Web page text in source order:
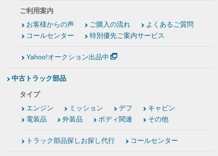
ご利用案内
お客様からの声
ご購入の流れ
よくあるご質問
コールセンター
特別優先ご案内サービス
Yahoo!オークション出品中
中古トラック部品
タイプ
エンジン
ミッション デフ
キャビン
電装品
外装品 ボディ関連 その他
トラック部品探しお探し代行 コールセンター